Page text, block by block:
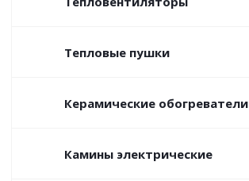
Тепловые пушки
Керамические обогреватели
Камины электрические